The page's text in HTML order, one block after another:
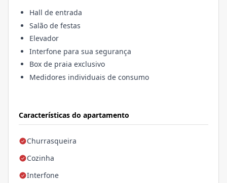
Características do apartamento
Churrasqueira
Cozinha
Interfone
Hall de entrada
Salão de festas
Elevador
Interfone para sua segurança
Box de praia exclusivo
Medidores individuais de consumo